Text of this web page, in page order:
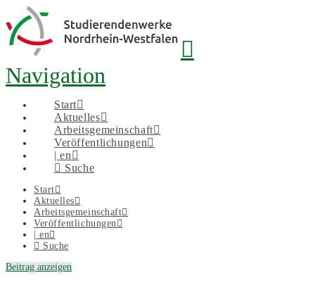
Navigation
Start
Aktuelles
Arbeitsgemeinschaft
Veröffentlichungen
| en
Suche
Start
Aktuelles
Arbeitsgemeinschaft
Veröffentlichungen
| en
Suche
Beitrag anzeigen